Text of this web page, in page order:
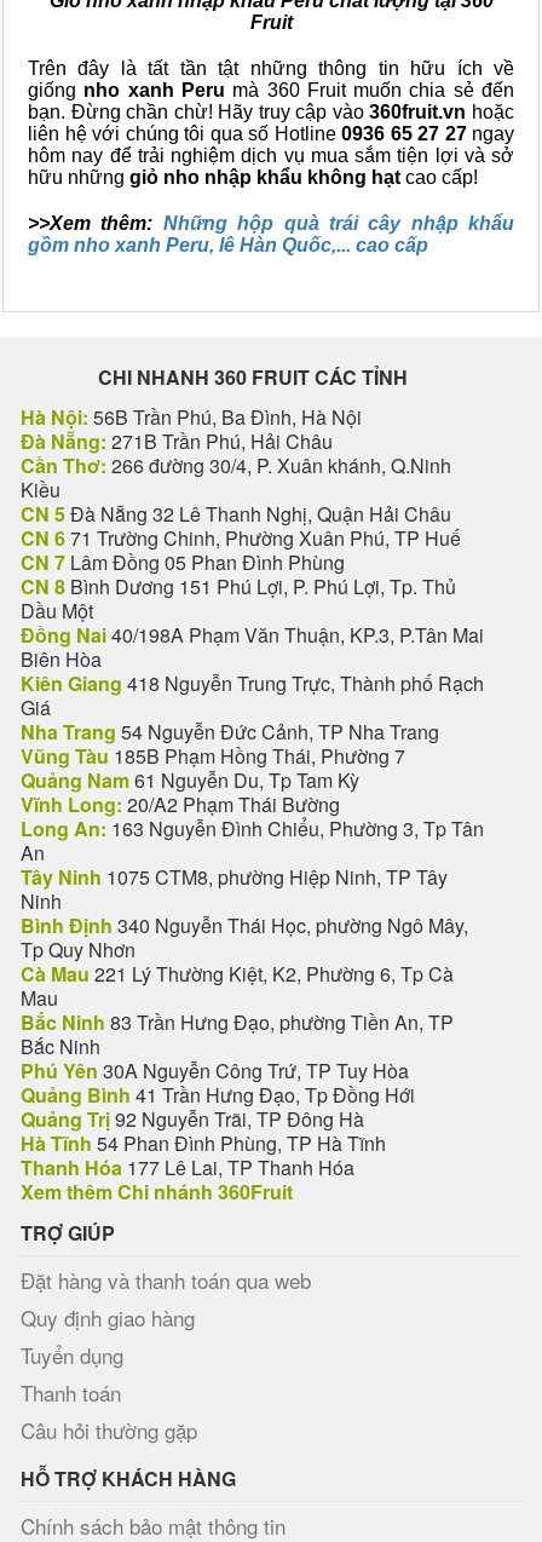
Fruit
Trên đây là tất tần tật những thông tin hữu ích về
giống nho xanh Peru mà 360 Fruit muốn chia sẻ đến
bạn. Đừng chần chừ! Hãy truy cập vào360fruit.vn hoặc
liên hệ với chúng tôi qua số Hotline0936 65 27 27 ngay
hôm nay để trải nghiệm dịch vụ mua sắm tiện lợi và sở
hữu những giỏ nho nhập khẩu không hạt cao cấp!
>>Xem thêm: Những hộp quà trái cây nhập khẩu
gồm nho xanh Peru, lê Hàn Quốc,... cao cấp
CHI NHANH 360 FRUIT CÁC TỈNH
Hà Nội: 56B Trần Phú, Ba Đình, Hà Nội
Đà Nẵng: 271B Trần Phú, Hải Châu
Cần Thơ: 266 đường 30/4, P. Xuân khánh, Q.Ninh
Kiều
CN 5Đà Nẵng 32 Lê Thanh Nghị, Quận Hải Châu
CN 671 Trường Chinh, Phường Xuân Phú, TP Huế
CN 7 Lâm Đồng 05 Phan Đình Phùng
CN 8 Bình Dương 151 Phú Lợi, P. Phú Lợi, Tp. Thủ
Dầu Một
Đồng Nai40/198A Phạm Văn Thuận, KP.3, P.Tân Mai
Biên Hòa
Kiên Giang 418 Nguyễn Trung Trực, Thành phố Rạch
Giá
Nha Trang 54 Nguyễn Đức Cảnh, TP Nha Trang
Vũng Tàu 185B Phạm Hồng Thái, Phường 7
Quảng Nam61 Nguyễn Du, Tp Tam Kỳ
Vĩnh Long: 20/A2 Phạm Thái Bường
Long An: 163 Nguyễn Đình Chiểu, Phường 3, Tp Tân
An
Tây Ninh 1075 CTM8, phường Hiệp Ninh, TP Tây
Ninh
Bình Định 340 Nguyễn Thái Học, phường Ngô Mây,
Tp Quy Nhơn
Cà Mau 221 Lý Thường Kiệt, K2, Phường 6, Tp Cà
Mau
Bắc Ninh 83 Trần Hưng Đạo, phường Tiền An, TP
Bắc Ninh
Phú Yên 30A Nguyễn Công Trứ, TP Tuy Hòa
Quảng Bình 41 Trần Hưng Đạo, Tp Đồng Hới
Quảng Trị92 Nguyễn Trãi, TP Đông Hà
Hà Tĩnh 54 Phan Đình Phùng, TP Hà Tĩnh
Thanh Hóa 177 Lê Lai, TP Thanh Hóa
Xem thêm Chi nhánh 360Fruit
TRỢ GIÚP
Đặt hàng và thanh toán qua web
Quy định giao hàng
Tuyển dụng
Thanh toán
Câu hỏi thường gặp
HỖ TRỢ KHÁCH HÀNG
Chính sách bảo mật thông tin